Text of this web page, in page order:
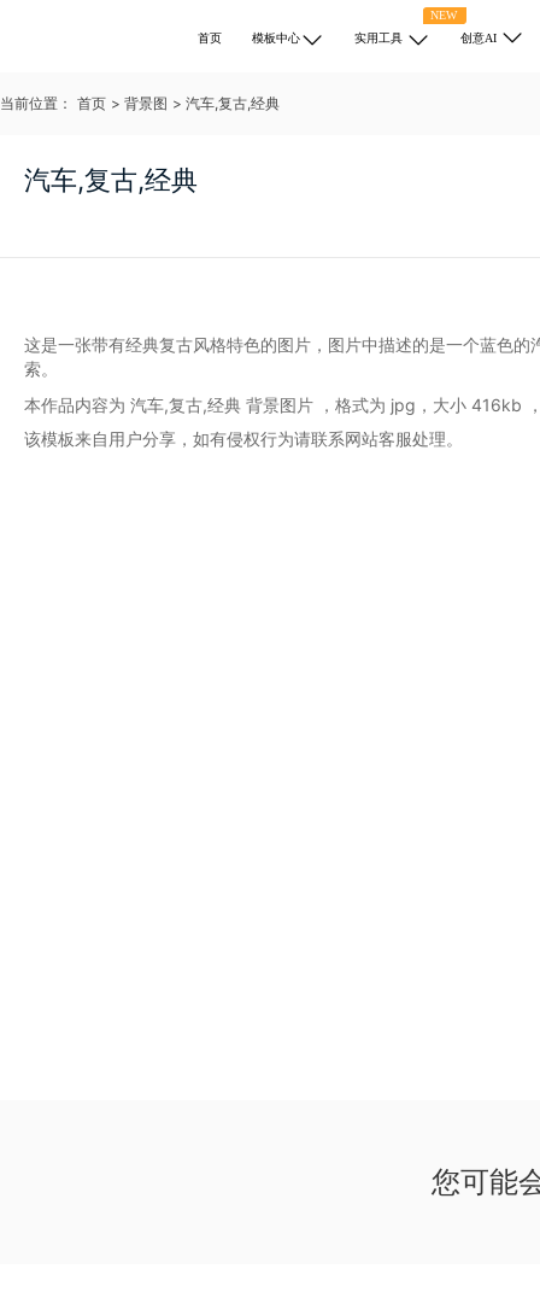
首页 模板中心
NEW
实用工具
创意AI
当前位置： 首页 > 背景图 > 汽车,复古,经典
汽车,复古,经典
这是一张带有经典复古风格特色的图片，图片中描述的是一个蓝色
索。
本作品内容为 汽车,复古,经典 背景图片 ，格式为 jpg ，大小 416kb
该模板来自用户分享，如有侵权行为请联系网站客服处理。
您可能